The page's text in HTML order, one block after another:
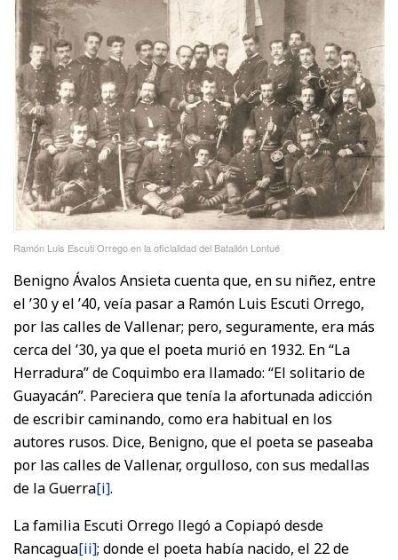
Ramón Luis Escuti Orrego en la oficialidad del Batallón Lontué
Benigno Ávalos Ansieta cuenta que, en su niñez, entre
el ’30 y el ’40, veía pasar a Ramón Luis Escuti Orrego,
por las calles de Vallenar; pero, seguramente, era más
cerca del ’30, ya que el poeta murió en 1932. En “La
Herradura” de Coquimbo era llamado: “El solitario de
Guayacán”. Pareciera que tenía la afortunada adicción
de escribir caminando, como era habitual en los
autores rusos. Dice, Benigno, que el poeta se paseaba
por las calles de Vallenar, orgulloso, con sus medallas
de la Guerra[i].
La familia Escuti Orrego llegó a Copiapó desde
Rancagua[ii]; donde el poeta había nacido, el 22 de